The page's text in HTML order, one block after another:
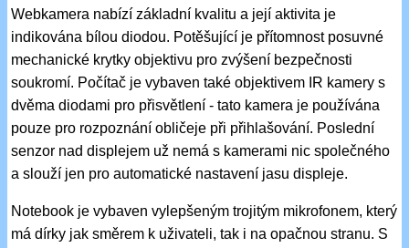
Webkamera nabízí základní kvalitu a její aktivita je
indikována bílou diodou. Potěšující je přítomnost posuvné
mechanické krytky objektivu pro zvýšení bezpečnosti
soukromí. Počítač je vybaven také objektivem IR kamery s
dvěma diodami pro přisvětlení - tato kamera je používána
pouze pro rozpoznání obličeje při přihlašování. Poslední
senzor nad displejem už nemá s kamerami nic společného
a slouží jen pro automatické nastavení jasu displeje.
Notebook je vybaven vylepšeným trojitým mikrofonem, který
má dírky jak směrem k uživateli, tak i na opačnou stranu. S